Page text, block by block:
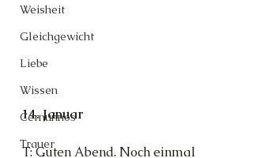
Weisheit
Gleichgewicht
Liebe
Wissen
Cernunnos
Trauer
14. Januar
T: Guten Abend. Noch einmal